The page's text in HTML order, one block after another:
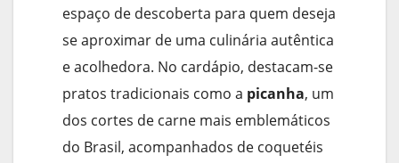
espaço de descoberta para quem deseja
se aproximar de uma culinária autêntica
e acolhedora. No cardápio, destacam-se
pratos tradicionais como a picanha, um
dos cortes de carne mais emblemáticos
do Brasil, acompanhados de coquetéis